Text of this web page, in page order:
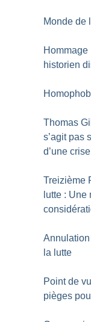
Monde de
Hommage
historien
Thomas
s’agit pas
d’une
Treizième
lutte :
Annulation
la lutte
Point de
pièges